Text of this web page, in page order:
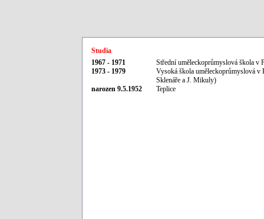
Studia
1967 - 1971
Střední uměleckoprůmyslová škola v
1973 - 1979
Vysoká škola uměleckoprůmyslová v
Sklenáře a J. Mikuly)
narozen 9.5.1952
Teplice